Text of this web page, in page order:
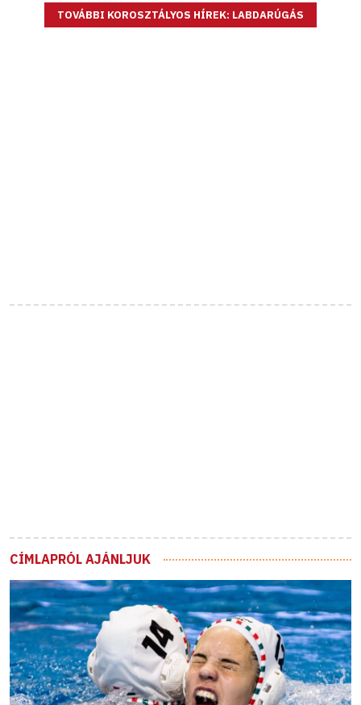
TOVÁBBI KOROSZTÁLYOS HÍREK: LABDARÚGÁS
CÍMLAPRÓL AJÁNLJUK